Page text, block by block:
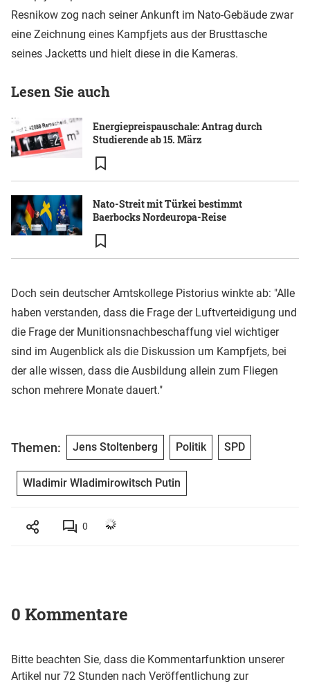
Resnikow zog nach seiner Ankunft im Nato-Gebäude zwar
eine Zeichnung eines Kampfjets aus der Brusttasche
seines Jacketts und hielt diese in die Kameras.
Lesen Sie auch
Energiepreispauschale: Antrag durch
Studierende ab 15. März
Nato-Streit mit Türkei bestimmt
Baerbocks Nordeuropa-Reise
Doch sein deutscher Amtskollege Pistorius winkte ab: "Alle
haben verstanden, dass die Frage der Luftverteidigung und
die Frage der Munitionsnachbeschaffung viel wichtiger
sind im Augenblick als die Diskussion um Kampfjets, bei
der alle wissen, dass die Ausbildung allein zum Fliegen
schon mehrere Monate dauert."
Themen: Jens Stoltenberg Politik SPD
Wladimir Wladimirowitsch Putin
0
0 Kommentare
Bitte beachten Sie, dass die Kommentarfunktion unserer
Artikel nur 72 Stunden nach Veröffentlichung zur